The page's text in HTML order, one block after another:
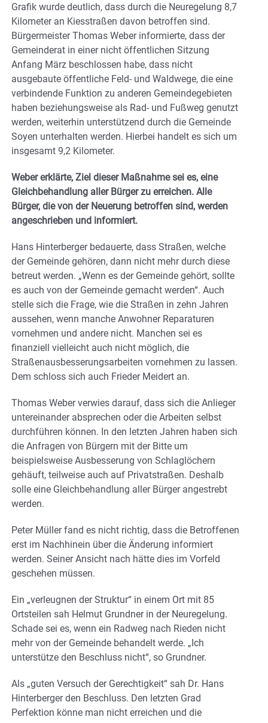
Grafik wurde deutlich, dass durch die Neuregelung 8,7
Kilometer an Kiesstraßen davon betroffen sind.
Bürgermeister Thomas Weber informierte, dass der
Gemeinderat in einer nicht öffentlichen Sitzung
Anfang März beschlossen habe, dass nicht
ausgebaute öffentliche Feld- und Waldwege, die eine
verbindende Funktion zu anderen Gemeindegebieten
haben beziehungsweise als Rad- und Fußweg genutzt
werden, weiterhin unterstützend durch die Gemeinde
Soyen unterhalten werden. Hierbei handelt es sich um
insgesamt 9,2 Kilometer.
Weber erklärte, Ziel dieser Maßnahme sei es, eine
Gleichbehandlung aller Bürger zu erreichen. Alle
Bürger, die von der Neuerung betroffen sind, werden
angeschrieben und informiert.
Hans Hinterberger bedauerte, dass Straßen, welche
der Gemeinde gehören, dann nicht mehr durch diese
betreut werden. „Wenn es der Gemeinde gehört, sollte
es auch von der Gemeinde gemacht werden“. Auch
stelle sich die Frage, wie die Straßen in zehn Jahren
aussehen, wenn manche Anwohner Reparaturen
vornehmen und andere nicht. Manchen sei es
finanziell vielleicht auch nicht möglich, die
Straßenausbesserungsarbeiten vornehmen zu lassen.
Dem schloss sich auch Frieder Meidert an.
Thomas Weber verwies darauf, dass sich die Anlieger
untereinander absprechen oder die Arbeiten selbst
durchführen können. In den letzten Jahren haben sich
die Anfragen von Bürgern mit der Bitte um
beispielsweise Ausbesserung von Schlaglöchern
gehäuft, teilweise auch auf Privatstraßen. Deshalb
solle eine Gleichbehandlung aller Bürger angestrebt
werden.
Peter Müller fand es nicht richtig, dass die Betroffenen
erst im Nachhinein über die Änderung informiert
werden. Seiner Ansicht nach hätte dies im Vorfeld
geschehen müssen.
Ein „verleugnen der Struktur“ in einem Ort mit 85
Ortsteilen sah Helmut Grundner in der Neuregelung.
Schade sei es, wenn ein Radweg nach Rieden nicht
mehr von der Gemeinde behandelt werde. „Ich
unterstütze den Beschluss nicht“, so Grundner.
Als „guten Versuch der Gerechtigkeit“ sah Dr. Hans
Hinterberger den Beschluss. Den letzten Grad
Perfektion könne man nicht erreichen und die